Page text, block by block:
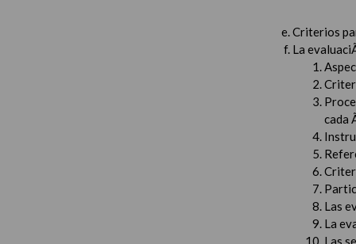
Criterios
La
cada
Las
La
Las